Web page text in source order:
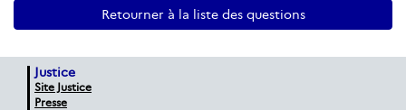
Retourner à la liste des questions
Justice
Site Justice
Presse